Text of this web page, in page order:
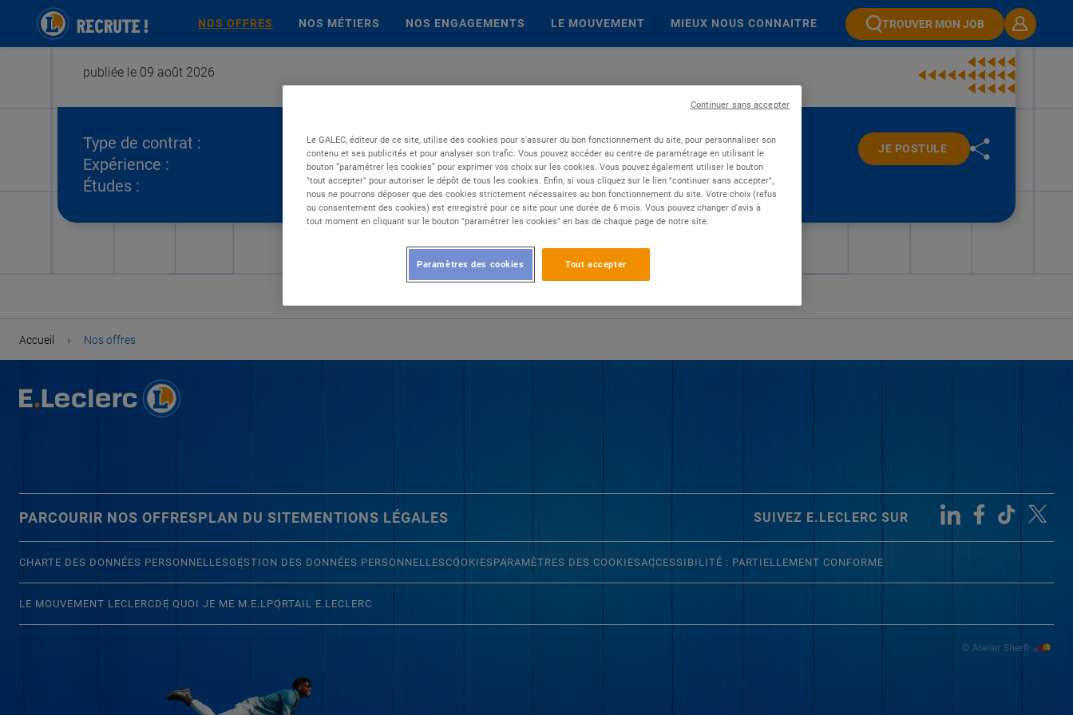
NOS OFFRES NOS MÉTIERS NOS ENGAGEMENTS LE MOUVEMENT MIEUX NOUS CONNAITRE TROUVER MON JOB
publiée le 09 août 2026
Type de contrat :
Expérience :
Études :
JE POSTULE
Accueil › Nos offres
PARCOURIR NOS OFFRESPLAN DU SITEMENTIONS LÉGALES SUIVEZ E.LECLERC SUR
CHARTE DES DONNÉES PERSONNELLESGESTION DES DONNÉES PERSONNELLESCOOKIES PARAMÈTRES DES COOKIESACCESSIBILITÉ : PARTIELLEMENT CONFORME
LE MOUVEMENT LECLERCDE QUOI JE ME M.E.LPORTAIL E.LECLERC
Le GALEC, éditeur de ce site, utilise des cookies pour s'assurer du bon fonctionnement du site, pour personnaliser son
contenu et ses publicités et pour analyser son trafic. Vous pouvez accéder au centre de paramétrage en utilisant le
bouton “paramétrer les cookies” pour exprimer vos choix sur les cookies. Vous pouvez également utiliser le bouton
"tout accepter" pour autoriser le dépôt de tous les cookies. Enfin, si vous cliquez sur le lien "continuer sans accepter",
nous ne pourrons déposer que des cookies strictement nécessaires au bon fonctionnement du site. Votre choix (refus
ou consentement des cookies) est enregistré pour ce site pour une durée de 6 mois. Vous pouvez changer d'avis à
tout moment en cliquant sur le bouton "paramétrer les cookies" en bas de chaque page de notre site.
Tout accepter
Paramètres des cookies
Continuer sans accepter